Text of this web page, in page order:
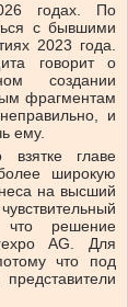
годах. По
с бывшими
2023 года.
говорит о
создании
фрагментам
и
ему.
главе
широкую
на высший
решение
AG. Для
что под